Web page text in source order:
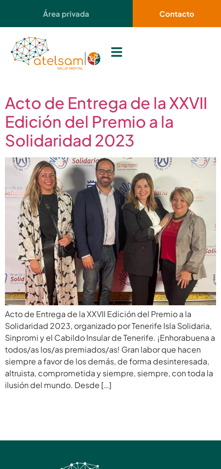
Área privada Contacto
Acto de Entrega de la XXVII
Edición del Premio a la
Solidaridad 2023
Acto de Entrega de la XXVII Edición del Premio a la
Solidaridad 2023, organizado por Tenerife Isla Solidaria,
Sinpromi y el Cabildo Insular de Tenerife. ¡Enhorabuena a
todos/as los/as premiados/as! Gran labor que hacen
siempre a favor de los demás, de forma desinteresada,
altruista, comprometida y siempre, siempre, con toda la
ilusión del mundo. Desde […]